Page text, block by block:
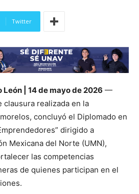
Twitter
| 14 de mayo de 2026 —
clausura realizada en la
concluyó el Diplomado en
dirigido a
Mexicana del Norte (UMN),
las competencias
de quienes participan en el